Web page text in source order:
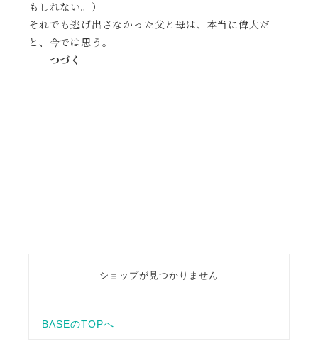
もしれない。）
それでも逃げ出さなかった父と母は、本当に偉大だ
と、今では思う。
──つづく